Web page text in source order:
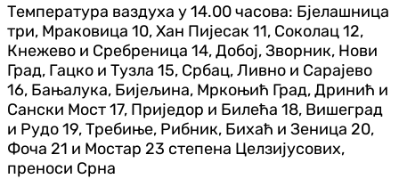
Температура ваздуха у 14.00 часова: Бјелашница
три, Мраковица 10, Хан Пијесак 11, Соколац 12,
Кнежево и Сребреница 14, Добој, Зворник, Нови
Град, Гацко и Тузла 15, Србац, Ливно и Сарајево
16, Бањалука, Бијељина, Мркоњић Град, Дринић и
Сански Мост 17, Приједор и Билећа 18, Вишеград
и Рудо 19, Требиње, Рибник, Бихаћ и Зеница 20,
Фоча 21 и Мостар 23 степена Целзијусових,
преноси Срна